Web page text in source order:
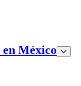
en México